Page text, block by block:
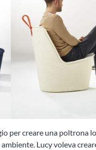
per creare una poltrona
Lucy voleva